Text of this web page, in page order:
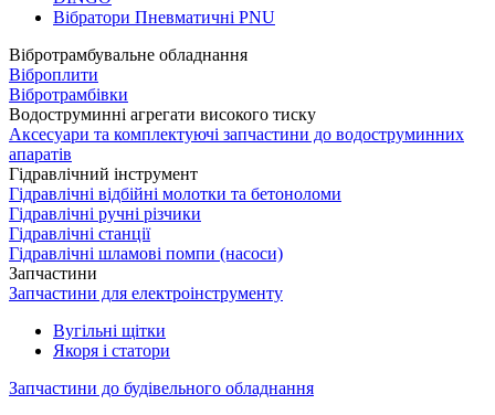
Вібратори Пневматичні PNU
Вібротрамбувальне обладнання
Віброплити
Вібротрамбівки
Водоструминні агрегати високого тиску
Аксесуари та комплектуючі запчастини до водоструминних
апаратів
Гідравлічний інструмент
Гідравлічні відбійні молотки та бетоноломи
Гідравлічні ручні різчики
Гідравлічні станції
Гідравлічні шламові помпи (насоси)
Запчастини
Запчастини для електроінструменту
Вугільні щітки
Якоря і статори
Запчастини до будівельного обладнання